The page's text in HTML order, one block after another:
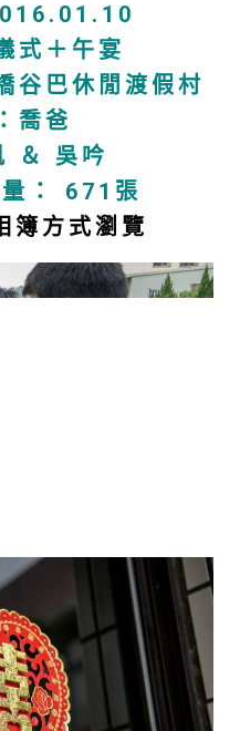
式＋午宴
谷巴休閒渡假村
喬爸
＆ 吳吟
： 671張
簿方式瀏覽